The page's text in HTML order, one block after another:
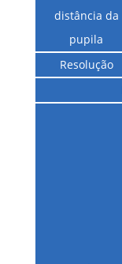
distância da
pupila
Resolução